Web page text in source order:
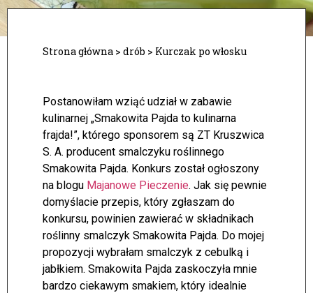
Strona główna > drób > Kurczak po włosku
Postanowiłam wziąć udział w zabawie
kulinarnej „Smakowita Pajda to kulinarna
frajda!”, którego sponsorem są ZT Kruszwica
S. A. producent smalczyku roślinnego
Smakowita Pajda. Konkurs został ogłoszony
na blogu Majanowe Pieczenie. Jak się pewnie
domyślacie przepis, który zgłaszam do
konkursu, powinien zawierać w składnikach
roślinny smalczyk Smakowita Pajda. Do mojej
propozycji wybrałam smalczyk z cebulką i
jabłkiem. Smakowita Pajda zaskoczyła mnie
bardzo ciekawym smakiem, który idealnie